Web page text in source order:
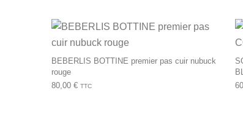
BEBERLIS BOTTINE premier pas cuir nubuck
rouge
80,00 € TTC
Ce produit